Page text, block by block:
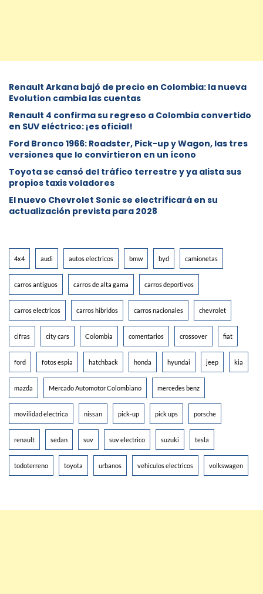
Renault Arkana bajó de precio en Colombia: la nueva
Evolution cambia las cuentas
Renault 4 confirma su regreso a Colombia convertido
en SUV eléctrico: ¡es oficial!
Ford Bronco 1966: Roadster, Pick-up y Wagon, las tres
versiones que lo convirtieron en un ícono
Toyota se cansó del tráfico terrestre y ya alista sus
propios taxis voladores
El nuevo Chevrolet Sonic se electrificará en su
actualización prevista para 2028
4x4 audi autos electricos bmw byd camionetas
carros antiguos carros de alta gama carros deportivos
carros electricos carros hibridos carros nacionales chevrolet
cifras city cars Colombia comentarios crossover fiat
ford fotos espia hatchback honda hyundai jeep kia
mazda Mercado Automotor Colombiano mercedes benz
movilidad electrica nissan pick-up pick ups porsche
renault sedan suv suv electrico suzuki tesla
todoterreno toyota urbanos vehiculos electricos volkswagen